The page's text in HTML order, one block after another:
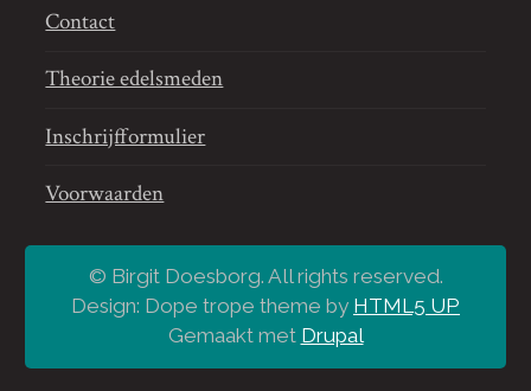
Contact
Theorie edelsmeden
Inschrijfformulier
Voorwaarden
© Birgit Doesborg. All rights reserved.
Design: Dope trope theme by HTML5 UP
Gemaakt met Drupal